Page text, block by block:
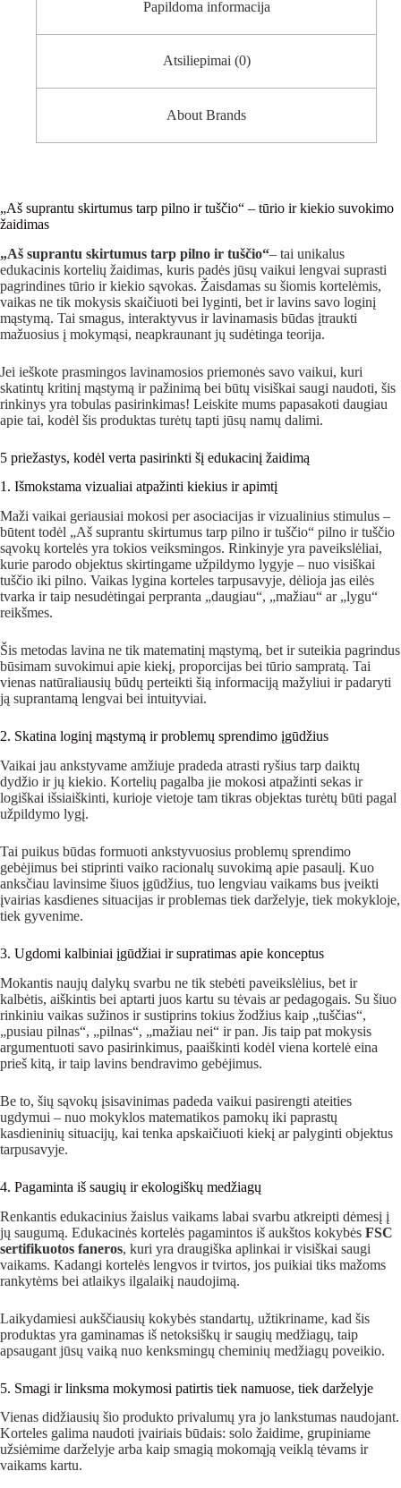
Papildoma informacija
Atsiliepimai (0)
About Brands
„Aš suprantu skirtumus tarp pilno ir tuščio“ – tūrio ir kiekio suvokimo
žaidimas
„Aš suprantu skirtumus tarp pilno ir tuščio“– tai unikalus
edukacinis kortelių žaidimas, kuris padės jūsų vaikui lengvai suprasti
pagrindines tūrio ir kiekio sąvokas. Žaisdamas su šiomis kortelėmis,
vaikas ne tik mokysis skaičiuoti bei lyginti, bet ir lavins savo loginį
mąstymą. Tai smagus, interaktyvus ir lavinamasis būdas įtraukti
mažuosius į mokymąsi, neapkraunant jų sudėtinga teorija.
Jei ieškote prasmingos lavinamosios priemonės savo vaikui, kuri
skatintų kritinį mąstymą ir pažinimą bei būtų visiškai saugi naudoti, šis
rinkinys yra tobulas pasirinkimas! Leiskite mums papasakoti daugiau
apie tai, kodėl šis produktas turėtų tapti jūsų namų dalimi.
5 priežastys, kodėl verta pasirinkti šį edukacinį žaidimą
1. Išmokstama vizualiai atpažinti kiekius ir apimtį
Maži vaikai geriausiai mokosi per asociacijas ir vizualinius stimulus –
būtent todėl „Aš suprantu skirtumus tarp pilno ir tuščio“ pilno ir tuščio
sąvokų kortelės yra tokios veiksmingos. Rinkinyje yra paveikslėliai,
kurie parodo objektus skirtingame užpildymo lygyje – nuo visiškai
tuščio iki pilno. Vaikas lygina korteles tarpusavyje, dėlioja jas eilės
tvarka ir taip nesudėtingai perpranta „daugiau“, „mažiau“ ar „lygu“
reikšmes.
Šis metodas lavina ne tik matematinį mąstymą, bet ir suteikia pagrindus
būsimam suvokimui apie kiekį, proporcijas bei tūrio sampratą. Tai
vienas natūraliausių būdų perteikti šią informaciją mažyliui ir padaryti
ją suprantamą lengvai bei intuityviai.
2. Skatina loginį mąstymą ir problemų sprendimo įgūdžius
Vaikai jau ankstyvame amžiuje pradeda atrasti ryšius tarp daiktų
dydžio ir jų kiekio. Kortelių pagalba jie mokosi atpažinti sekas ir
logiškai išsiaiškinti, kurioje vietoje tam tikras objektas turėtų būti pagal
užpildymo lygį.
Tai puikus būdas formuoti ankstyvuosius problemų sprendimo
gebėjimus bei stiprinti vaiko racionalų suvokimą apie pasaulį. Kuo
anksčiau lavinsime šiuos įgūdžius, tuo lengviau vaikams bus įveikti
įvairias kasdienes situacijas ir problemas tiek darželyje, tiek mokykloje,
tiek gyvenime.
3. Ugdomi kalbiniai įgūdžiai ir supratimas apie konceptus
Mokantis naujų dalykų svarbu ne tik stebėti paveikslėlius, bet ir
kalbėtis, aiškintis bei aptarti juos kartu su tėvais ar pedagogais. Su šiuo
rinkiniu vaikas sužinos ir sustiprins tokius žodžius kaip „tuščias“,
„pusiau pilnas“, „pilnas“, „mažiau nei“ ir pan. Jis taip pat mokysis
argumentuoti savo pasirinkimus, paaiškinti kodėl viena kortelė eina
prieš kitą, ir taip lavins bendravimo gebėjimus.
Be to, šių sąvokų įsisavinimas padeda vaikui pasirengti ateities
ugdymui – nuo mokyklos matematikos pamokų iki paprastų
kasdieninių situacijų, kai tenka apskaičiuoti kiekį ar palyginti objektus
tarpusavyje.
4. Pagaminta iš saugių ir ekologiškų medžiagų
Renkantis edukacinius žaislus vaikams labai svarbu atkreipti dėmesį į
jų saugumą. Edukacinės kortelės pagamintos iš aukštos kokybės FSC
sertifikuotos faneros, kuri yra draugiška aplinkai ir visiškai saugi
vaikams. Kadangi kortelės lengvos ir tvirtos, jos puikiai tiks mažoms
rankytėms bei atlaikys ilgalaikį naudojimą.
Laikydamiesi aukščiausių kokybės standartų, užtikriname, kad šis
produktas yra gaminamas iš netoksiškų ir saugių medžiagų, taip
apsaugant jūsų vaiką nuo kenksmingų cheminių medžiagų poveikio.
5. Smagi ir linksma mokymosi patirtis tiek namuose, tiek darželyje
Vienas didžiausių šio produkto privalumų yra jo lankstumas naudojant.
Korteles galima naudoti įvairiais būdais: solo žaidime, grupiniame
užsiėmime darželyje arba kaip smagią mokomąją veiklą tėvams ir
vaikams kartu.